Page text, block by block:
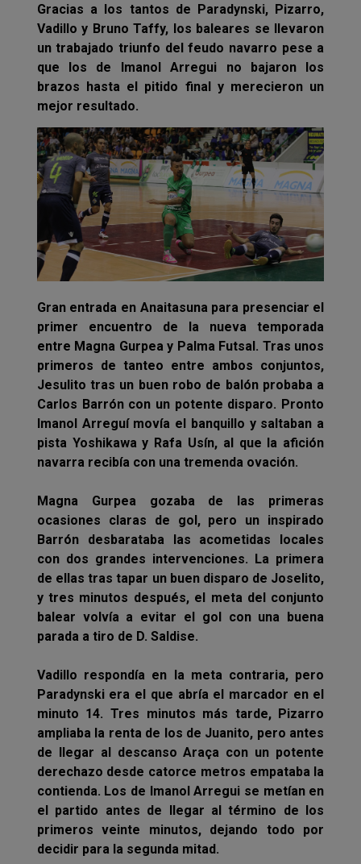
Gracias a los tantos de Paradynski, Pizarro,
Vadillo y Bruno Taffy, los baleares se llevaron
un trabajado triunfo del feudo navarro pese a
que los de Imanol Arregui no bajaron los
brazos hasta el pitido final y merecieron un
mejor resultado.
Gran entrada en Anaitasuna para presenciar el
primer encuentro de la nueva temporada
entre Magna Gurpea y Palma Futsal. Tras unos
primeros de tanteo entre ambos conjuntos,
Jesulito tras un buen robo de balón probaba a
Carlos Barrón con un potente disparo. Pronto
Imanol Arreguí movía el banquillo y saltaban a
pista Yoshikawa y Rafa Usín, al que la afición
navarra recibía con una tremenda ovación.
Magna Gurpea gozaba de las primeras
ocasiones claras de gol, pero un inspirado
Barrón desbarataba las acometidas locales
con dos grandes intervenciones. La primera
de ellas tras tapar un buen disparo de Joselito,
y tres minutos después, el meta del conjunto
balear volvía a evitar el gol con una buena
parada a tiro de D. Saldise.
Vadillo respondía en la meta contraria, pero
Paradynski era el que abría el marcador en el
minuto 14. Tres minutos más tarde, Pizarro
ampliaba la renta de los de Juanito, pero antes
de llegar al descanso Araça con un potente
derechazo desde catorce metros empataba la
contienda. Los de Imanol Arregui se metían en
el partido antes de llegar al término de los
primeros veinte minutos, dejando todo por
decidir para la segunda mitad.